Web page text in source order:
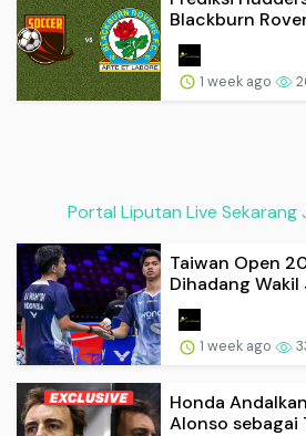
Blackburn
1 week ago
Portal Liputan Live
Taiwan Open
Dihadang Wakil
1 week ago
Honda
Alonso sebagai